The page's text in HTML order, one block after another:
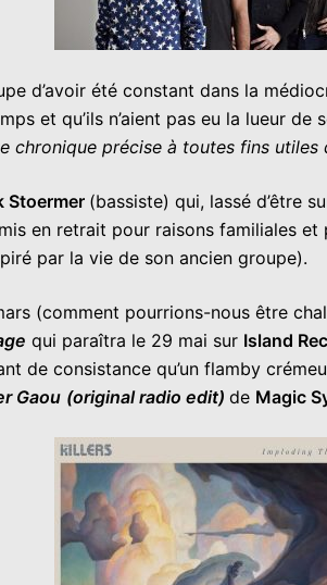
d’avoir été constant dans la
et qu’ils n’aient pas eu la lueur
chronique précise à toutes fins utiles
Stoermer (bassiste) qui, lassé d’être
en retrait pour raisons familiales
par la vie de son ancien groupe).
(comment pourrions-nous être
qui paraîtra le 29 mai sur Island
de consistance qu’un flamby
Gaou (original radio edit) de Magic